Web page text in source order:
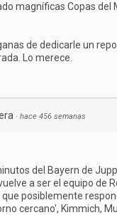
magníficas Copas del
de dedicarle un
Lo merece.
· hace 456 semanas
del Bayern de
a ser el equipo de
posiblemente
cercano', Kimmich,